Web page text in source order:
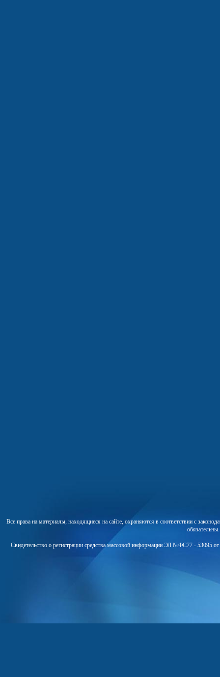
Все права на материалы, находящиеся на сайте, охраняются в соответствии с
Свидетельство о регистрации средства массовой информации ЭЛ №ФС77 - 53095